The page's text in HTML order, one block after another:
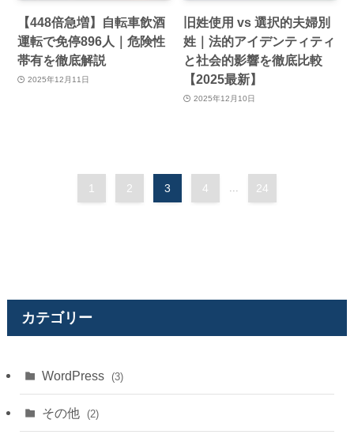
【448倍急増】自転車飲酒
運転で免停896人｜危険性
帯有を徹底解説
2025年12月11日
旧姓使用 vs 選択的夫婦別
姓｜法的アイデンティティ
と社会的影響を徹底比較
【2025最新】
2025年12月10日
1 2 3 4 ... 24
カテゴリー
WordPress (3)
その他 (2)